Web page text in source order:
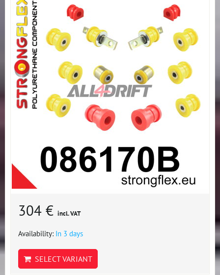
304 € incl. VAT
Availability: In 3 days
SELECT VARIANT